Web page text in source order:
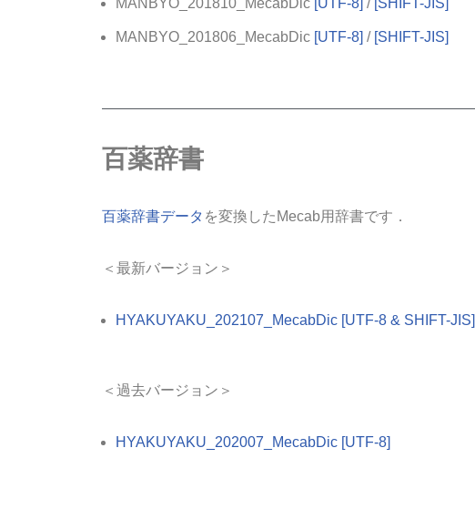
MANBYO_201810_MecabDic [UTF-8] / [SHIFT-JIS]
MANBYO_201806_MecabDic [UTF-8] / [SHIFT-JIS]
百薬辞書
百薬辞書データ を変換したMecab用辞書です．
＜最新バージョン＞
HYAKUYAKU_202107_MecabDic [UTF-8 & SHIFT-JIS]
＜過去バージョン＞
HYAKUYAKU_202007_MecabDic [UTF-8]